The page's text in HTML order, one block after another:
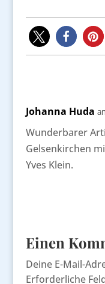
Johanna Huda
Wunderbarer
Gelsenkirchen
Yves Klein.
Einen
Deine E-Mail-
Erforderliche